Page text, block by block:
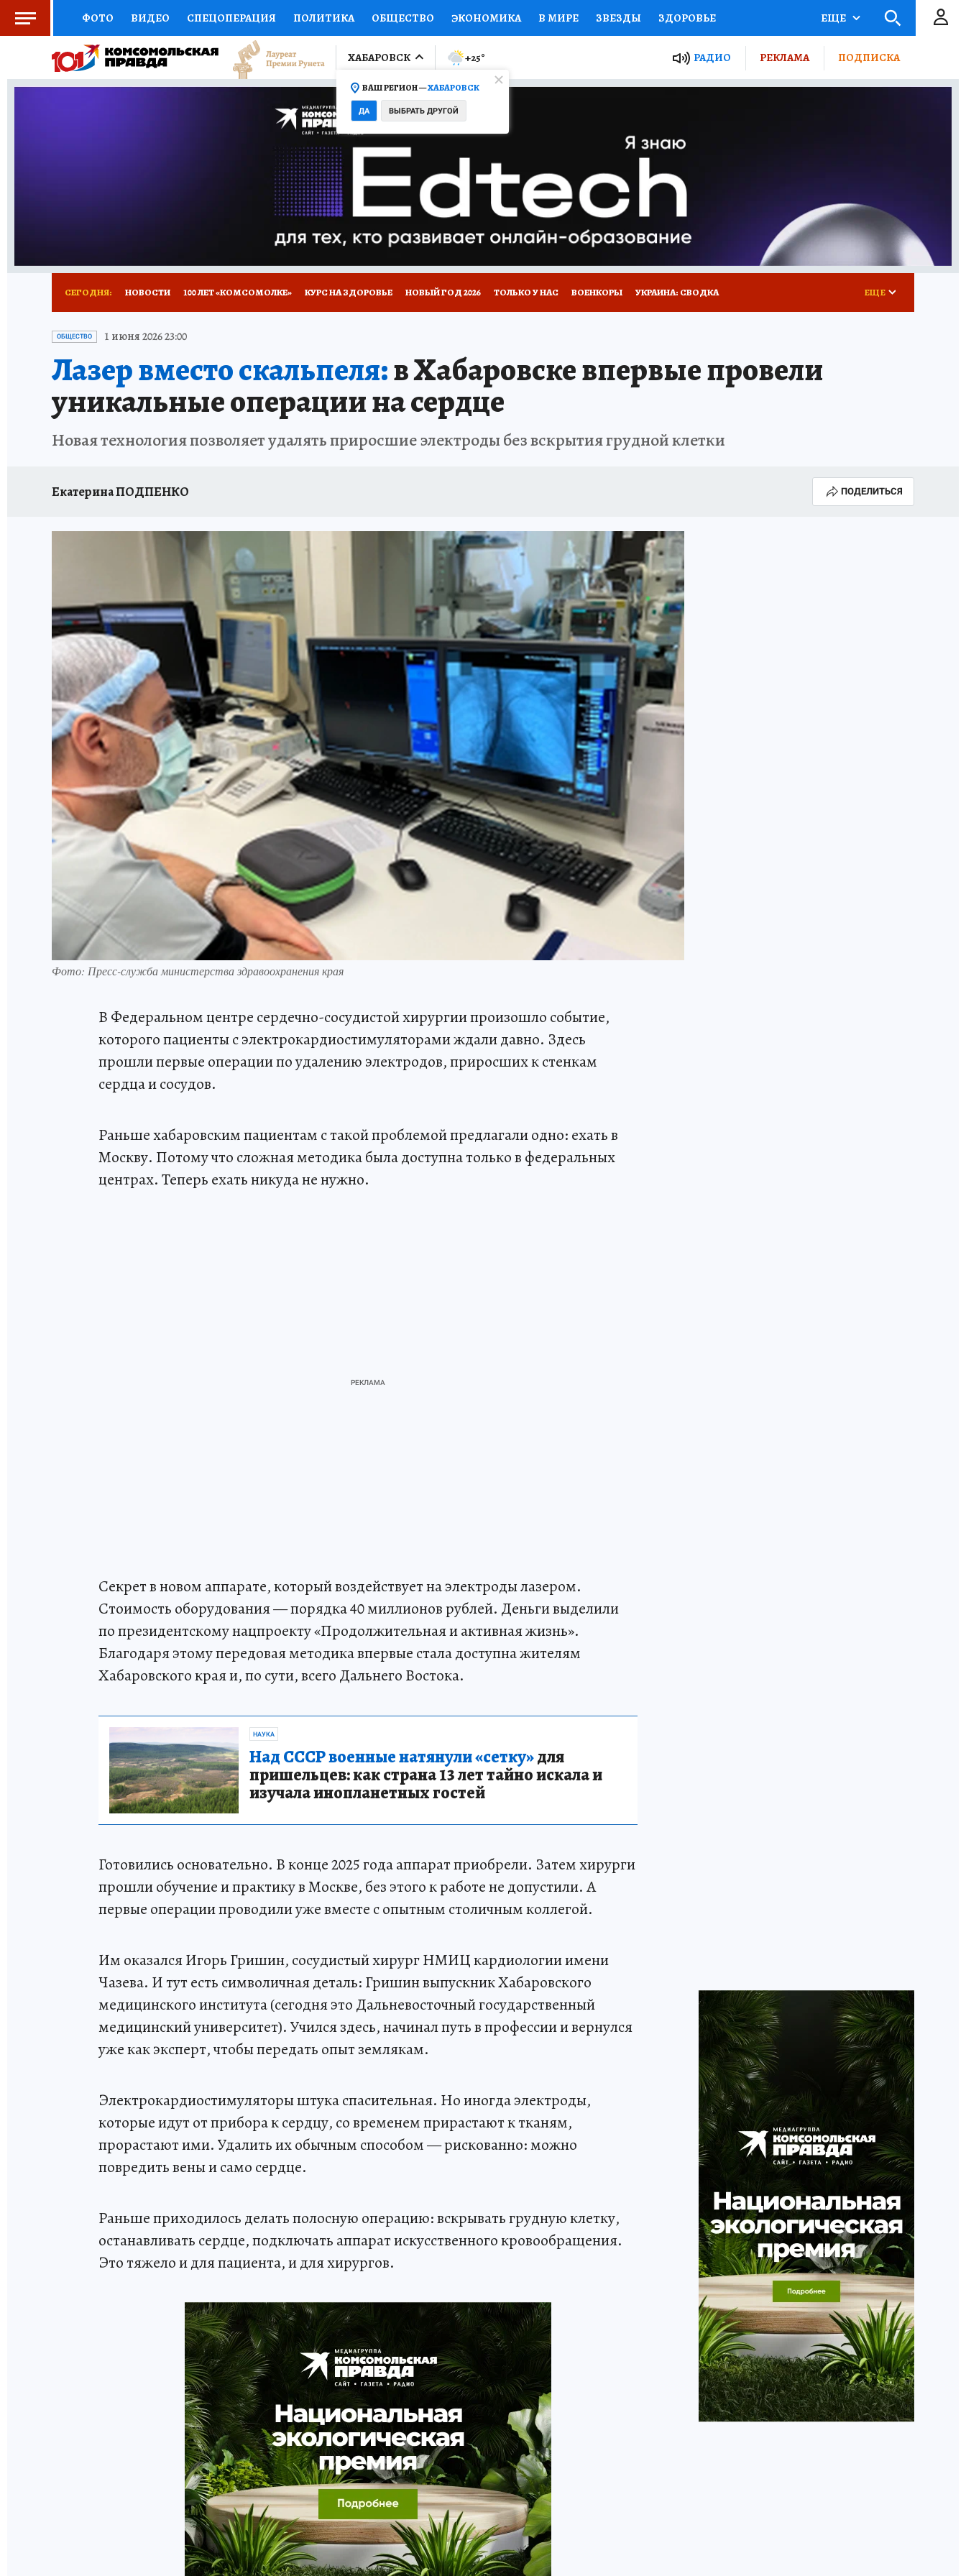
ФОТО ВИДЕО СПЕЦОПЕРАЦИЯ ПОЛИТИКА ОБЩЕСТВО ЭКОНОМИКА В МИРЕ ЗВЕЗДЫ ЗДОРОВЬЕ
СОЦПОДДЕРЖКА НАУКА СПОРТ КОЛУМНИСТЫ ПРОИСШЕСТВИЯ НАЦИОНАЛЬНЫЕ ПРОЕКТЫ РОССИИ
ВЫБОР ЭКСПЕРТОВ ДОКТОР ФИНАНСЫ ОТКРЫВАЕМ МИР Я ЗНАЮ СЕМЬЯ ЖЕНСКИЕ СЕКРЕТЫ ПУТЕВОДИТЕЛЬ
ПРОГНОЗЫ НА СПОРТ ПРОМОКОДЫ СЕРИАЛЫ
ТЕЛЕВИЗОР КОЛЛЕКЦИИ КОНКУРСЫ РАБОТА У НАС
НОВОЕ НА САЙТЕ
ЕЩЕ
ХАБАРОВСК
ВАШ РЕГИОН —ХАБАРОВСК
ДА ВЫБРАТЬ ДРУГОЙ
+25° РАДИО РЕКЛАМА ПОДПИСКА
СЕГОДНЯ: НОВОСТИ 100 ЛЕТ «КОМСОМОЛКЕ» КУРС НА ЗДОРОВЬЕ НОВЫЙ ГОД 2026 ТОЛЬКО У НАС ВОЕНКОРЫ УКРАИНА: СВОДКА
87 ЛЕТ ХАБАРОВСКОМУ КРАЮ
ВТБ: НОВАЯ СТРАТЕГИЯ ИТОГИ ГОДА ЗАПОВЕДНАЯ РОССИЯ 167 ЛЕТ ХАБАРОВСКУ ПРОИСШЕСТВИЯ «УРГАЛУГОЛЬ» - ЧЕСТЬ ПРОФЕССИИ АФИША
ИСПЫТАНО НА СЕБЕ
ЕЩЕ
ОБЩЕСТВО 1 июня 2026 23:00
Лазер вместо скальпеля:в Хабаровске впервые провели
уникальные операции на сердце
Новая технология позволяет удалять приросшие электроды без вскрытия грудной клетки
Екатерина ПОДПЕНКО ПОДЕЛИТЬСЯ
Фото: Пресс-служба министерства здравоохранения края
В Федеральном центре сердечно-сосудистой хирургии произошло событие,
которого пациенты с электрокардиостимуляторами ждали давно. Здесь
прошли первые операции по удалению электродов, приросших к стенкам
сердца и сосудов.
Раньше хабаровским пациентам с такой проблемой предлагали одно: ехать в
Москву. Потому что сложная методика была доступна только в федеральных
центрах. Теперь ехать никуда не нужно.
Секрет в новом аппарате, который воздействует на электроды лазером.
Стоимость оборудования — порядка 40 миллионов рублей. Деньги выделили
по президентскому нацпроекту «Продолжительная и активная жизнь».
Благодаря этому передовая методика впервые стала доступна жителям
Хабаровского края и, по сути, всего Дальнего Востока.
НАУКА
Над СССР военные натянули «сетку»для
пришельцев: как страна 13 лет тайно искала и
изучала инопланетных гостей
Готовились основательно. В конце 2025 года аппарат приобрели. Затем хирурги
прошли обучение и практику в Москве, без этого к работе не допустили. А
первые операции проводили уже вместе с опытным столичным коллегой.
Им оказался Игорь Гришин, сосудистый хирург НМИЦ кардиологии имени
Чазева. И тут есть символичная деталь: Гришин выпускник Хабаровского
медицинского института (сегодня это Дальневосточный государственный
медицинский университет). Учился здесь, начинал путь в профессии и вернулся
уже как эксперт, чтобы передать опыт землякам.
Электрокардиостимуляторы штука спасительная. Но иногда электроды,
которые идут от прибора к сердцу, со временем прирастают к тканям,
прорастают ими. Удалить их обычным способом — рискованно: можно
повредить вены и само сердце.
Раньше приходилось делать полосную операцию: вскрывать грудную клетку,
останавливать сердце, подключать аппарат искусственного кровообращения.
Это тяжело и для пациента, и для хирургов.